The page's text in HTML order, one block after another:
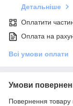
Детальніше
Оплатити
Оплата на
Всі умови оплати
Умови
Повернення товару